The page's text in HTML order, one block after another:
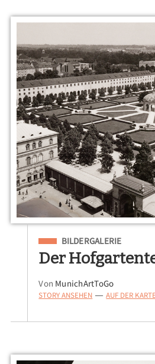
Eingeordnet unter
BILDERGALERIE
Der
Von MunichArtToGo
STORY ANSEHEN — AUF DER